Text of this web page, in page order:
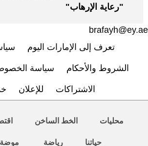
"رعاية الإرهاب"
brafayh@ey.ae
تعرف إلى الإمارات اليوم
الشروط والأحكام سياسة
الاشتراكات للإعلان
محليات الخط الساخن
حياتنا رياضة